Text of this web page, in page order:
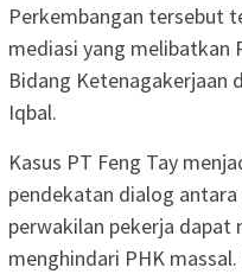
Perkembangan tersebut
mediasi yang melibatkan
Bidang Ketenagakerjaan
Iqbal.
Kasus PT Feng Tay
pendekatan dialog
perwakilan pekerja
menghindari PHK